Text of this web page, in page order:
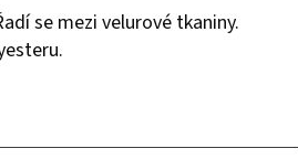
se mezi velurové tkaniny.